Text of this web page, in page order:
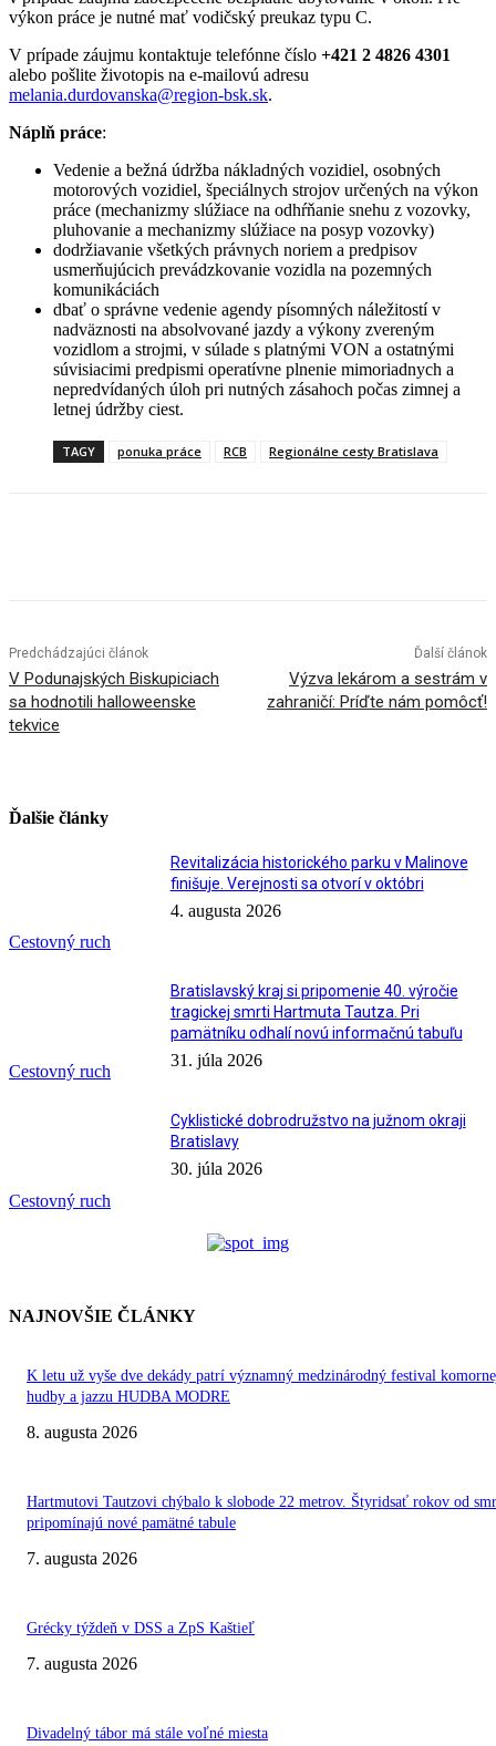
výkon práce je nutné mať vodičský preukaz typu C.
V prípade záujmu kontaktuje telefónne číslo +421 2 4826 4301
alebo pošlite životopis na e-mailovú adresu
melania.durdovanska@region-bsk.sk.
Náplň práce:
Vedenie a bežná údržba nákladných vozidiel, osobných
motorových vozidiel, špeciálnych strojov určených na výkon
práce (mechanizmy slúžiace na odhŕňanie snehu z vozovky,
pluhovanie a mechanizmy slúžiace na posyp vozovky)
dodržiavanie všetkých právnych noriem a predpisov
usmerňujúcich prevádzkovanie vozidla na pozemných
komunikáciách
dbať o správne vedenie agendy písomných náležitostí v
nadväznosti na absolvované jazdy a výkony zvereným
vozidlom a strojmi, v súlade s platnými VON a ostatnými
súvisiacimi predpismi operatívne plnenie mimoriadnych a
nepredvídaných úloh pri nutných zásahoch počas zimnej a
letnej údržby ciest.
TAGY ponuka práce RCB Regionálne cesty Bratislava
Predchádzajúci článok
V Podunajských Biskupiciach
sa hodnotili halloweenske
tekvice
Ďalší článok
Výzva lekárom a sestrám v
zahraničí: Príďte nám pomôcť!
Ďalšie články
Cestovný ruch
Revitalizácia historického parku v Malinove
finišuje. Verejnosti sa otvorí v októbri
4. augusta 2026
Cestovný ruch
Bratislavský kraj si pripomenie 40. výročie
tragickej smrti Hartmuta Tautza. Pri
pamätníku odhalí novú informačnú tabuľu
31. júla 2026
Cestovný ruch
Cyklistické dobrodružstvo na južnom okraji
Bratislavy
30. júla 2026
NAJNOVŠIE ČLÁNKY
K letu už vyše dve dekády patrí významný medzinárodný festival
hudby a jazzu HUDBA MODRE
8. augusta 2026
Hartmutovi Tautzovi chýbalo k slobode 22 metrov. Štyridsať rokov od
pripomínajú nové pamätné tabule
7. augusta 2026
Grécky týždeň v DSS a ZpS Kaštieľ
7. augusta 2026
Divadelný tábor má stále voľné miesta